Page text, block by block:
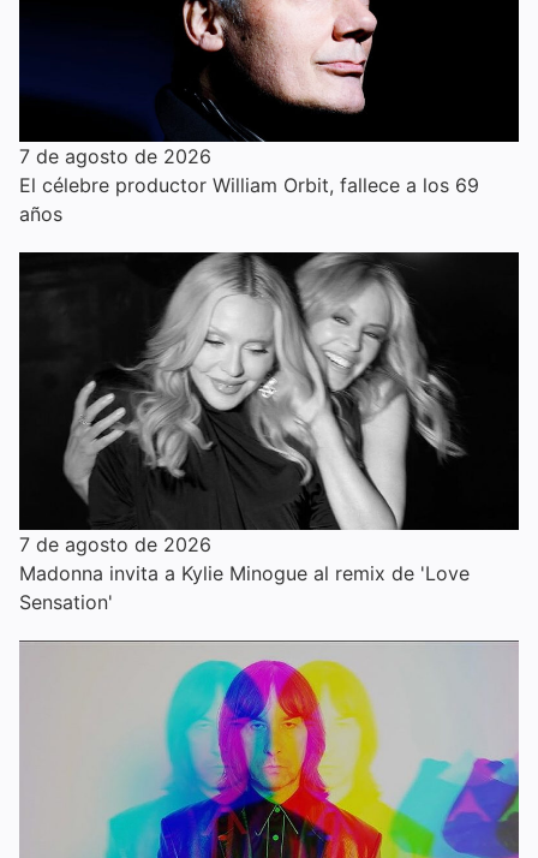
7 de agosto de 2026
El célebre productor William Orbit, fallece a los 69
años
7 de agosto de 2026
Madonna invita a Kylie Minogue al remix de 'Love
Sensation'